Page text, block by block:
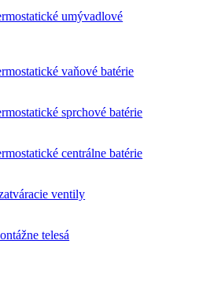
umývadlové
vaňové batérie
sprchové batérie
centrálne batérie
ventily
telesá